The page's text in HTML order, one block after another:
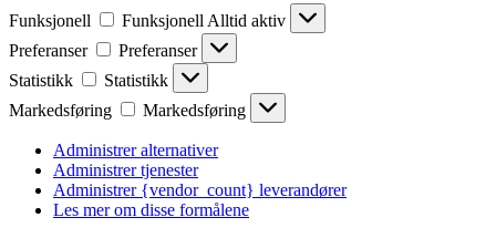
Funksjonell Funksjonell Alltid aktiv
Preferanser
Preferanser
Statistikk
Statistikk
Markedsføring
Markedsføring
Administrer alternativer
Administrer tjenester
Administrer {vendor_count} leverandører
Les mer om disse formålene